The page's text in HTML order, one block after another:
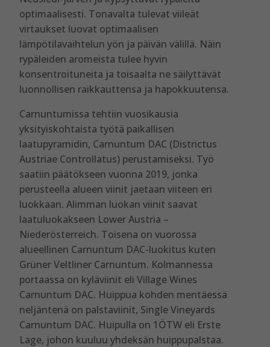
optimaalisesti. Tonavalta tulevat viileät
virtaukset luovat optimaalisen
lämpötilavaihtelun yön ja päivän välillä. Näin
rypäleiden aromeista tulee hyvin
konsentroituneita ja toisaalta ne säilyttävät
luonnollisen raikkauttensa ja hapokkuutensa.
Carnuntumissa tehtiin vuosikausia
yksityiskohtaista työtä paikallisen
laatupyramidin, Carnuntum DAC (Districtus
Austriae Controllatus) perustamiseksi. Työ
saatiin päätökseen vuonna 2019, jonka
perusteella alueen viinit jaetaan viiteen eri
luokkaan. Alimman luokan viinit saavat
laatuluokakseen Lower Austria –
Niederösterreich. Toisena on vuorossa
alueellinen Carnuntum DAC-luokitus kuten
Grüner Veltliner Carnuntum. Kolmannessa
portaassa on kyläviinit eli Village Wines
Carnuntum DAC. Huippua kohden mentäessä
neljäntenä on palstaviinit, Single Vineyards
Carnuntum DAC. Huipulla on 1ÖTW eli Erste
Lage, johon kuuluu yhdeksän huippupalstaa.